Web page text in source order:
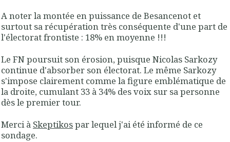
A noter la montée en puissance de Besancenot et
surtout sa récupération très conséquente d'une part de
l'électorat frontiste : 18% en moyenne !!!
Le FN poursuit son érosion, puisque Nicolas Sarkozy
continue d'absorber son électorat. Le même Sarkozy
s'impose clairement comme la figure emblématique de
la droite, cumulant 33 à 34% des voix sur sa personne
dès le premier tour.
Merci à Skeptikospar lequel j'ai été informé de ce
sondage.